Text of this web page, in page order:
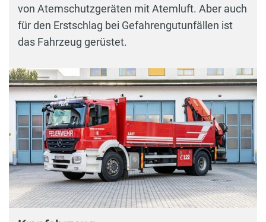
von Atemschutzgeräten mit Atemluft. Aber auch
für den Erstschlag bei Gefahrengutunfällen ist
das Fahrzeug gerüstet.